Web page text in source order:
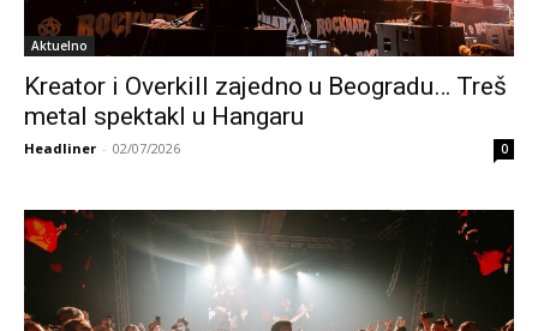
Aktuelno
Kreator i Overkill zajedno u Beogradu… Treš
metal spektakl u Hangaru
Headliner - 02/07/2026 0